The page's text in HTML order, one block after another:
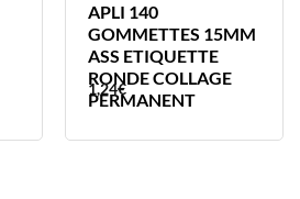
APLI 140
GOMMETTES 15MM
ASS ETIQUETTE
RONDE COLLAGE
PERMANENT
1,24€